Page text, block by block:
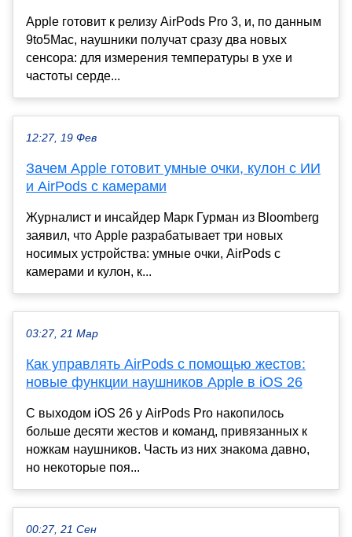
Apple готовит к релизу AirPods Pro 3, и, по данным
9to5Mac, наушники получат сразу два новых
сенсора: для измерения температуры в ухе и
частоты серде...
12:27, 19 Фев
Зачем Apple готовит умные очки, кулон с ИИ
и AirPods с камерами
Журналист и инсайдер Марк Гурман из Bloomberg
заявил, что Apple разрабатывает три новых
носимых устройства: умные очки, AirPods с
камерами и кулон, к...
03:27, 21 Мар
Как управлять AirPods с помощью жестов:
новые функции наушников Apple в iOS 26
С выходом iOS 26 у AirPods Pro накопилось
больше десяти жестов и команд, привязанных к
ножкам наушников. Часть из них знакома давно,
но некоторые поя...
00:27, 21 Сен